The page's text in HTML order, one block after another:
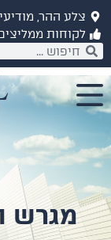
צלע ההר,
לקוחות